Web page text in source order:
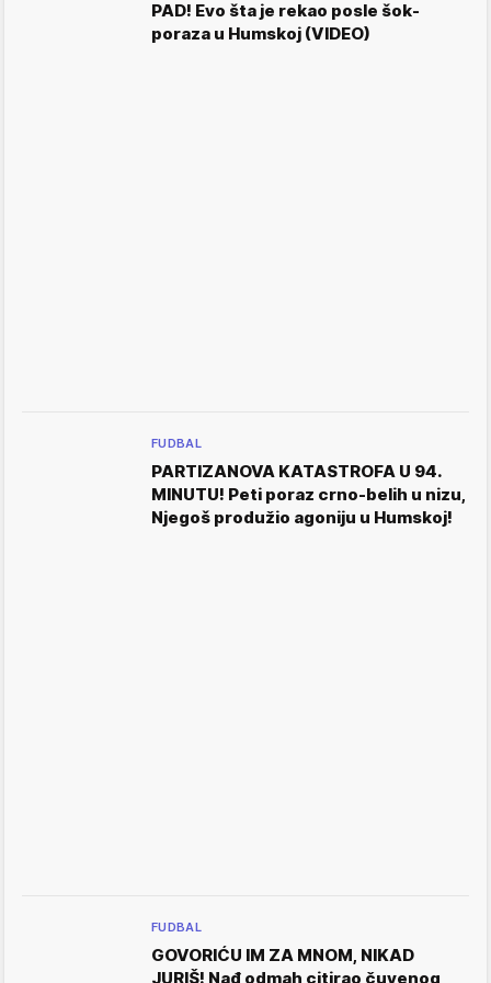
PAD! Evo šta je rekao posle šok-
poraza u Humskoj (VIDEO)
FUDBAL
PARTIZANOVA KATASTROFA U 94.
MINUTU! Peti poraz crno-belih u nizu,
Njegoš produžio agoniju u Humskoj!
FUDBAL
GOVORIĆU IM ZA MNOM, NIKAD
JURIŠ! Nađ odmah citirao čuvenog